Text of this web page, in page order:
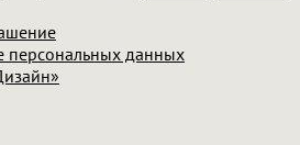
персональных данных